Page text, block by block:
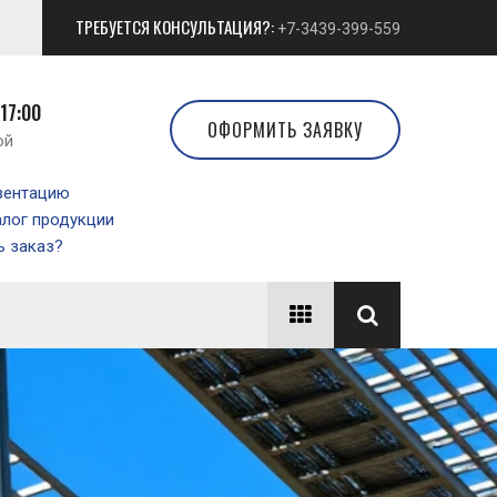
ТРЕБУЕТСЯ КОНСУЛЬТАЦИЯ?: +7-3439-399-559
продукции
заказ?
ОФОРМИТЬ ЗАЯВКУ